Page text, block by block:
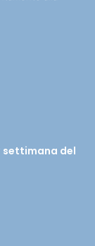
settimana del